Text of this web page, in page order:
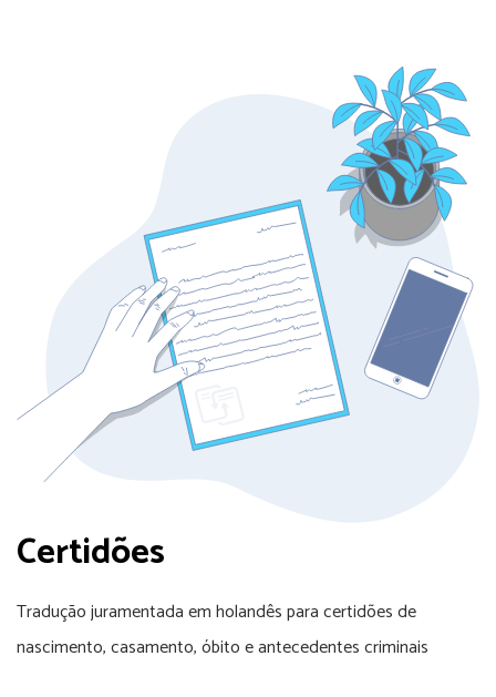
Certidões
Tradução juramentada em holandês para certidões de
nascimento, casamento, óbito e antecedentes criminais